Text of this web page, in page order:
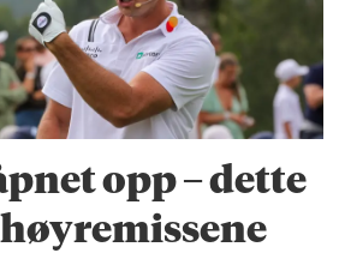
opp – dette